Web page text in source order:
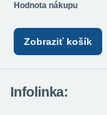
Hodnota nákupu
Zobraziť košík
Infolinka: